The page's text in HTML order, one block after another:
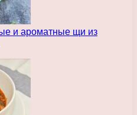
и ароматные щи из